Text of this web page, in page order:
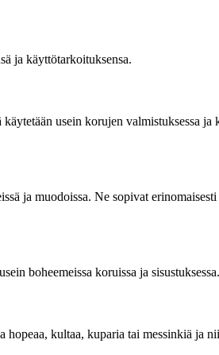
ja käyttötarkoituksensa.
usein korujen valmistuksessa
ja muodoissa. Ne sopivat
boheemeissa koruissa ja
kultaa, kuparia tai messinkiä ja